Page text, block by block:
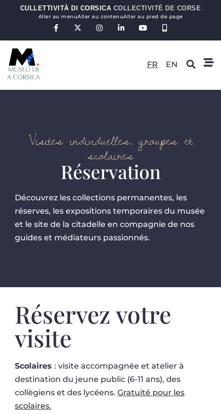
CULLETTIVITÀ DI CORSICA COLLECTIVITÉ DE CORSE
Aller au menuAller au contenuAller au pied de page
FR EN
Visites individuelles, groupes et
scolaires
Réservation
Découvrez les collections permanentes, les
réserves, les expositions temporaires du musée
et le site de la citadelle en compagnie de nos
guides et médiateurs passionnés.
Réservez votre
visite
Scolaires : visite accompagnée et atelier à
destination du jeune public (6-11 ans), des
collègiens et des lycéens. Gratuité pour les
scolaires.